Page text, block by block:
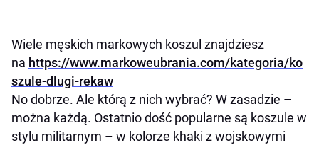
Wiele męskich markowych koszul znajdziesz
na https://www.markoweubrania.com/kategoria/ko
szule-dlugi-rekaw
No dobrze. Ale którą z nich wybrać? W zasadzie –
można każdą. Ostatnio dość popularne są koszule w
stylu militarnym – w kolorze khaki z wojskowymi